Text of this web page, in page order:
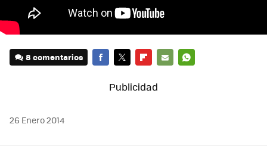
8 comentarios
MAIL
26 Enero 2014